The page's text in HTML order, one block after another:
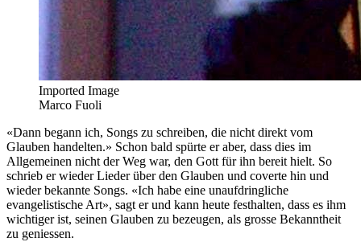
Imported Image
Marco Fuoli
«Dann begann ich, Songs zu schreiben, die nicht direkt vom
Glauben handelten.» Schon bald spürte er aber, dass dies im
Allgemeinen nicht der Weg war, den Gott für ihn bereit hielt. So
schrieb er wieder Lieder über den Glauben und coverte hin und
wieder bekannte Songs. «Ich habe eine unaufdringliche
evangelistische Art», sagt er und kann heute festhalten, dass es ihm
wichtiger ist, seinen Glauben zu bezeugen, als grosse Bekanntheit
zu geniessen.